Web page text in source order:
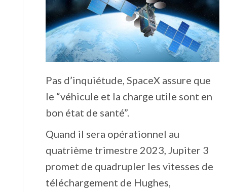
Pas d’inquiétude, SpaceX assure que
le “véhicule et la charge utile sont en
bon état de santé”.
Quand il sera opérationnel au
quatrième trimestre 2023, Jupiter 3
promet de quadrupler les vitesses de
téléchargement de Hughes,